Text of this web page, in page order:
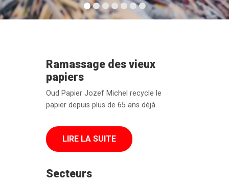
Ramassage des vieux
papiers
Oud Papier Jozef Michel recycle le
papier depuis plus de 65 ans déjà.
LIRE LA SUITE
Secteurs